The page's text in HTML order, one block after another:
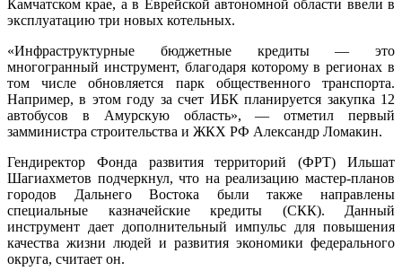
Камчатском крае, а в Еврейской автономной области ввели в
эксплуатацию три новых котельных.
«Инфраструктурные бюджетные кредиты — это
многогранный инструмент, благодаря которому в регионах в
том числе обновляется парк общественного транспорта.
Например, в этом году за счет ИБК планируется закупка 12
автобусов в Амурскую область», — отметил первый
замминистра строительства и ЖКХ РФ Александр Ломакин.
Гендиректор Фонда развития территорий (ФРТ) Ильшат
Шагиахметов подчеркнул, что на реализацию мастер-планов
городов Дальнего Востока были также направлены
специальные казначейские кредиты (СКК). Данный
инструмент дает дополнительный импульс для повышения
качества жизни людей и развития экономики федерального
округа, считает он.